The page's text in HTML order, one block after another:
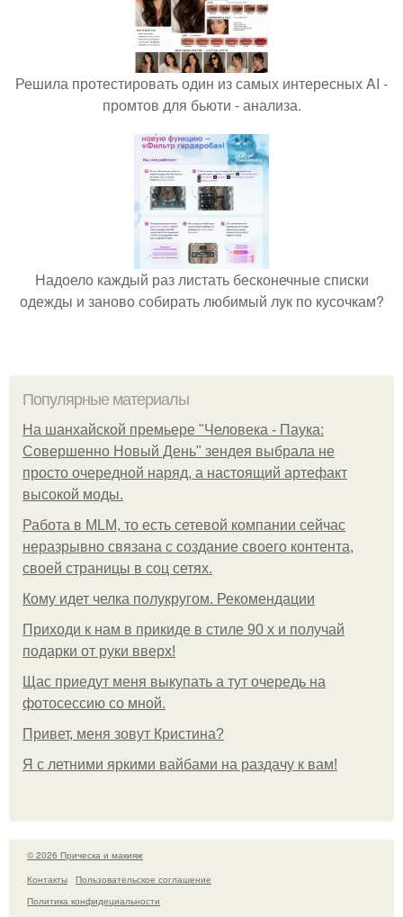
Решила протестировать один из самых интересных AI -
промтов для бьюти - анализа.
Надоело каждый раз листать бесконечные списки
одежды и заново собирать любимый лук по кусочкам?
Популярные материалы
На шанхайской премьере "Человека - Паука:
Совершенно Новый День" зендея выбрала не
просто очередной наряд, а настоящий артефакт
высокой моды.
Работа в MLM, то есть сетевой компании сейчас
неразрывно связана с создание своего контента,
своей страницы в соц сетях.
Кому идет челка полукругом. Рекомендации
Приходи к нам в прикиде в стиле 90 х и получай
подарки от руки вверх!
Щас приедут меня выкупать а тут очередь на
фотосессию со мной.
Привет, меня зовут Кристина?
Я с летними яркими вайбами на раздачу к вам!
© 2026 Прическа и макияж
Контакты
Пользовательское соглашение
Политика конфидециальности